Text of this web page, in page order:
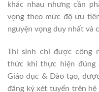
khác nhau nhưng cần
vọng theo mức độ ưu
nguyện vọng duy nhất và
Thí sinh chỉ được công
thức khi thực hiện đúng
Giáo dục & Đào tạo,
đăng ký xét tuyển trên